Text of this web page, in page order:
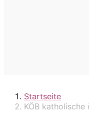
Startseite
KÖB